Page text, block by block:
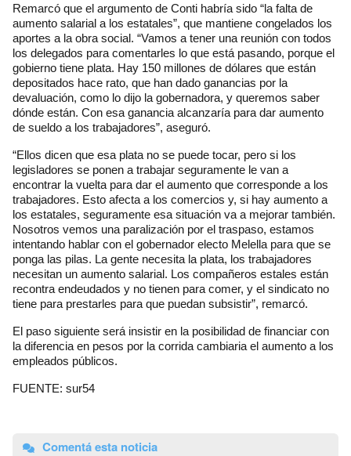
Remarcó que el argumento de Conti habría sido “la falta de
aumento salarial a los estatales”, que mantiene congelados los
aportes a la obra social. “Vamos a tener una reunión con todos
los delegados para comentarles lo que está pasando, porque el
gobierno tiene plata. Hay 150 millones de dólares que están
depositados hace rato, que han dado ganancias por la
devaluación, como lo dijo la gobernadora, y queremos saber
dónde están. Con esa ganancia alcanzaría para dar aumento
de sueldo a los trabajadores”, aseguró.
“Ellos dicen que esa plata no se puede tocar, pero si los
legisladores se ponen a trabajar seguramente le van a
encontrar la vuelta para dar el aumento que corresponde a los
trabajadores. Esto afecta a los comercios y, si hay aumento a
los estatales, seguramente esa situación va a mejorar también.
Nosotros vemos una paralización por el traspaso, estamos
intentando hablar con el gobernador electo Melella para que se
ponga las pilas. La gente necesita la plata, los trabajadores
necesitan un aumento salarial. Los compañeros estales están
recontra endeudados y no tienen para comer, y el sindicato no
tiene para prestarles para que puedan subsistir”, remarcó.
El paso siguiente será insistir en la posibilidad de financiar con
la diferencia en pesos por la corrida cambiaria el aumento a los
empleados públicos.
FUENTE: sur54
Comentá esta noticia